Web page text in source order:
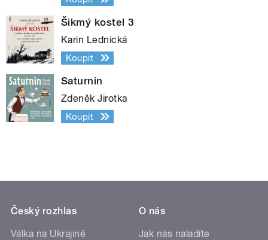
Šikmý kostel 3
Karin Lednická
Koupit
Saturnin
Zdeněk Jirotka
Koupit
Český rozhlas
Válka na Ukrajině
O nás
Jak nás naladíte